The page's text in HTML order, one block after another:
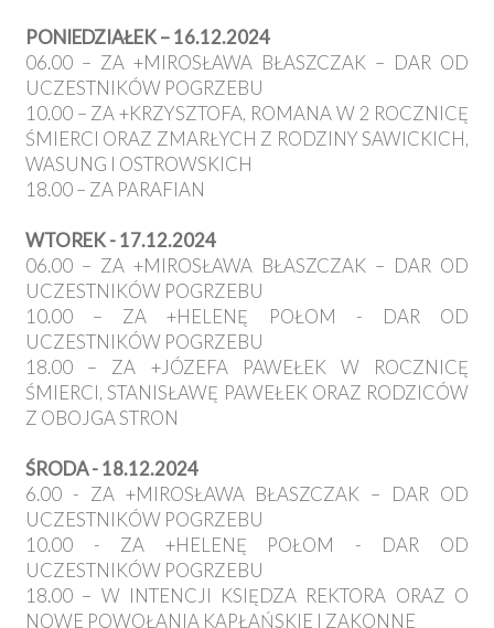
PONIEDZIAŁEK – 16.12.2024
06.00 – ZA +MIROSŁAWA BŁASZCZAK – DAR OD
UCZESTNIKÓW POGRZEBU
10.00 – ZA +KRZYSZTOFA, ROMANA W 2 ROCZNICĘ
ŚMIERCI ORAZ ZMARŁYCH Z RODZINY SAWICKICH,
WASUNG I OSTROWSKICH
18.00 – ZA PARAFIAN
WTOREK - 17.12.2024
06.00 – ZA +MIROSŁAWA BŁASZCZAK – DAR OD
UCZESTNIKÓW POGRZEBU
10.00 – ZA +HELENĘ POŁOM - DAR OD
UCZESTNIKÓW POGRZEBU
18.00 – ZA +JÓZEFA PAWEŁEK W ROCZNICĘ
ŚMIERCI, STANISŁAWĘ PAWEŁEK ORAZ RODZICÓW
Z OBOJGA STRON
ŚRODA - 18.12.2024
6.00 - ZA +MIROSŁAWA BŁASZCZAK – DAR OD
UCZESTNIKÓW POGRZEBU
10.00 - ZA +HELENĘ POŁOM - DAR OD
UCZESTNIKÓW POGRZEBU
18.00 – W INTENCJI KSIĘDZA REKTORA ORAZ O
NOWE POWOŁANIA KAPŁAŃSKIE I ZAKONNE